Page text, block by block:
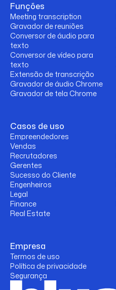
Funções
Meeting transcription
Gravador de reuniões
Conversor de áudio para
texto
Conversor de vídeo para
texto
Extensão de transcrição
Gravador de áudio Chrome
Gravador de tela Chrome
Casos de uso
Empreendedores
Vendas
Recrutadores
Gerentes
Sucesso do Cliente
Engenheiros
Legal
Finance
Real Estate
Empresa
Termos de uso
Política de privacidade
Segurança